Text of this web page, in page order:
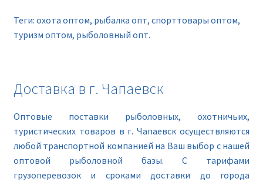
Теги: охота оптом, рыбалка опт, спорттовары оптом,
туризм оптом, рыболовный опт.
Доставка в г. Чапаевск
Оптовые поставки рыболовных, охотничьих,
туристических товаров в г. Чапаевск осуществляются
любой транспортной компанией на Ваш выбор с нашей
оптовой рыболовной базы. С тарифами
грузоперевозок и сроками доставки до города